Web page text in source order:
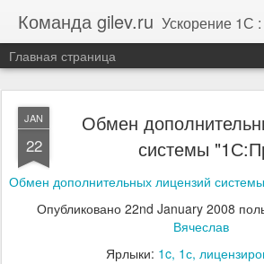
Команда gilev.ru Ускорение 1С : О том как мы это
Главная страница
JAN
22
Обмен
системы
Обмен дополнительных лицензий
Опубликовано 22nd January 2008
Вячеслав
Ярлыки: 1c 1с